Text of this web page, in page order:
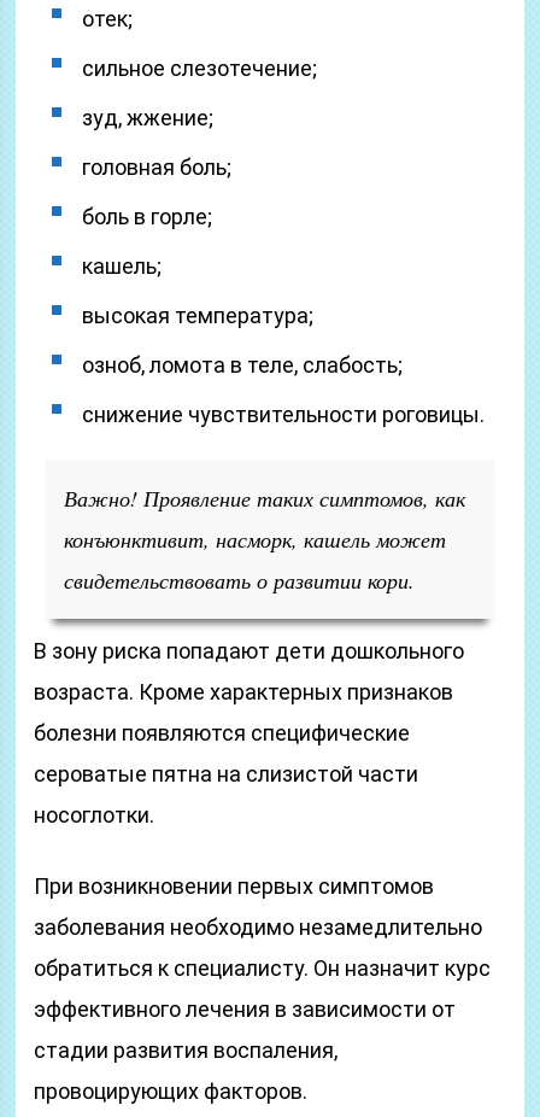
отек;
сильное слезотечение;
зуд, жжение;
головная боль;
боль в горле;
кашель;
высокая температура;
озноб, ломота в теле, слабость;
снижение чувствительности роговицы.
Важно! Проявление таких симптомов, как
конъюнктивит, насморк, кашель может
свидетельствовать о развитии кори.
В зону риска попадают дети дошкольного
возраста. Кроме характерных признаков
болезни появляются специфические
сероватые пятна на слизистой части
носоглотки.
При возникновении первых симптомов
заболевания необходимо незамедлительно
обратиться к специалисту. Он назначит курс
эффективного лечения в зависимости от
стадии развития воспаления,
провоцирующих факторов.